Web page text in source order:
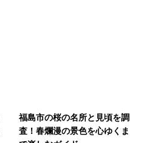
福島市の桜の名所と見頃を調
査！春爛漫の景色を心ゆくま